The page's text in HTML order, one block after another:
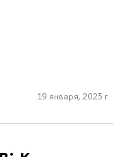
19 января, 2023 г.